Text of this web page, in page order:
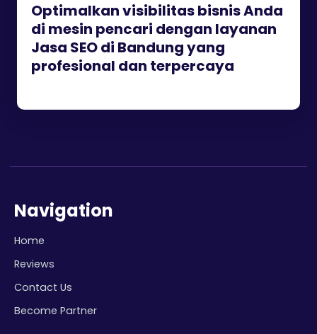
Optimalkan visibilitas bisnis Anda
di mesin pencari dengan layanan
Jasa SEO di Bandung yang
profesional dan terpercaya
Navigation
Home
Reviews
Contact Us
Become Partner